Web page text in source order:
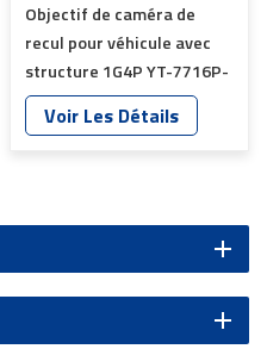
Objectif de caméra de
recul pour véhicule avec
structure 1G4P YT-7716P-
E1
Voir Les Détails